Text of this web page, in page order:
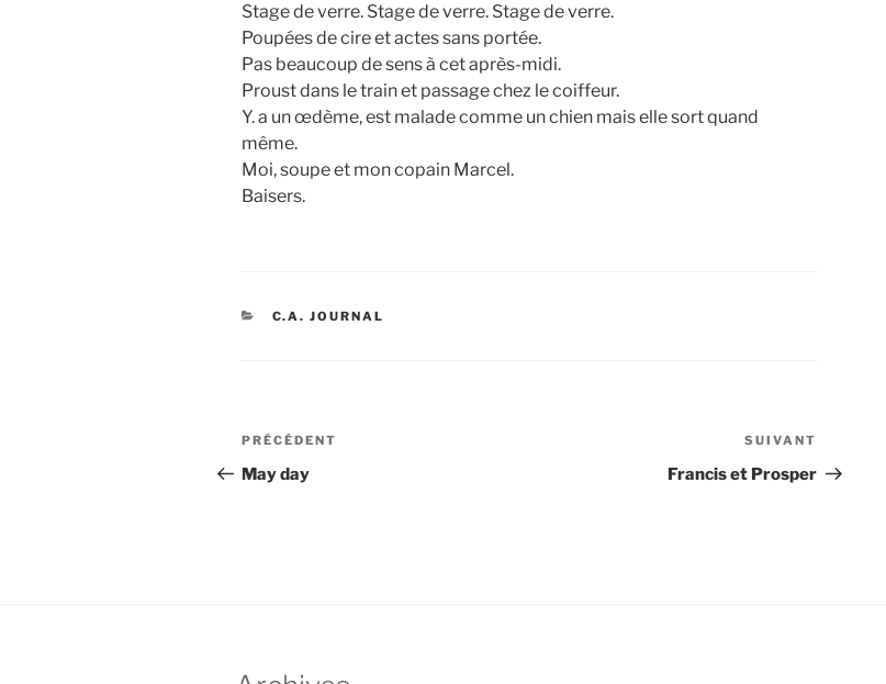
Stage de verre. Stage de verre. Stage de verre.
Poupées de cire et actes sans portée.
Pas beaucoup de sens à cet après-midi.
Proust dans le train et passage chez le coiffeur.
Y. a un œdème, est malade comme un chien mais elle sort quand
même.
Moi, soupe et mon copain Marcel.
Baisers.
CATÉGORIES
C.A. JOURNAL
Navigation
de
Article
précédent
PRÉCÉDENT
May day
suivant
SUIVANT
Francis et Prosper